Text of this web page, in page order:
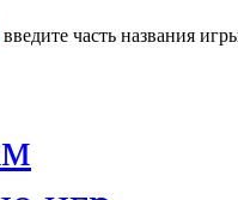
введите часть названия